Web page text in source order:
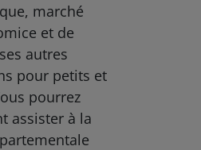
marché
et de
autres
pour petits et
pourrez
assister à la